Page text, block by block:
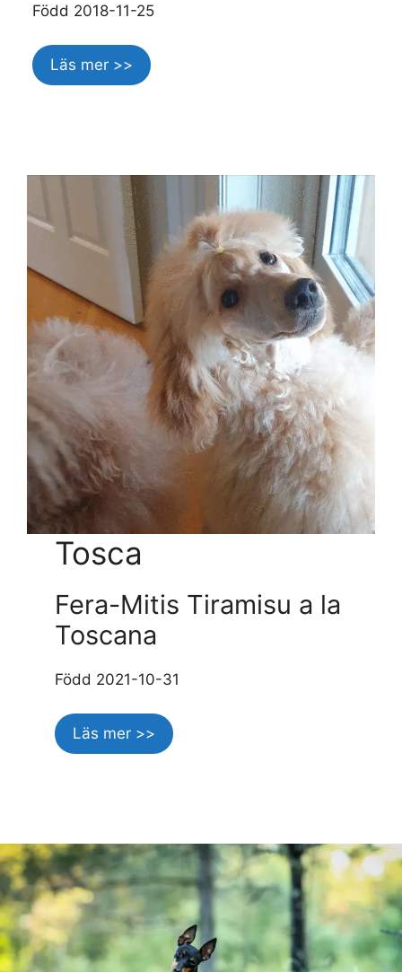
Född 2018-11-25
Läs mer >>
Tosca
Fera-Mitis Tiramisu a la
Toscana
Född 2021-10-31
Läs mer >>